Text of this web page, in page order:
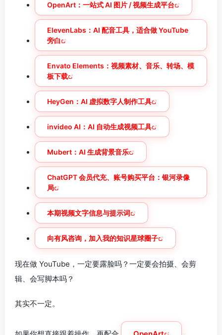
OpenArt：一站式 AI 图片 / 视频生成平台
ElevenLabs：AI 配音工具，适合做 YouTube
旁白
Envato Elements：视频素材、音乐、转场、模
板下载
HeyGen：AI 虚拟数字人制作工具
invideo AI：AI 自动生成视频工具
Mubert：AI 生成背景音乐
ChatGPT 会员代充、账号购买平台：银河录像
局
本期视频文字信息与提示词
向有风咨询，加入我的知识星球圈子
现在做 YouTube，一定要露脸吗？一定要会拍摄、会剪
辑、会写脚本吗？
其实不一定。